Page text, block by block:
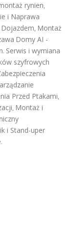
rynien,
i Naprawa
, Montaż
Domy AI -
. Serwis i wymiana
szyfrowych
Przed Ptakami,
, Montaż i
i Stand-uper
.